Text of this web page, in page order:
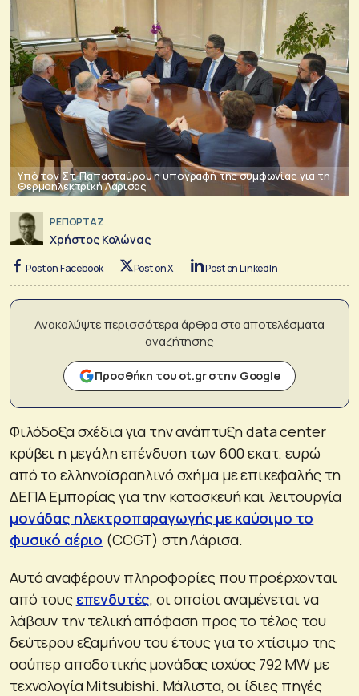
Υπό τον Στ. Παπασταύρου η υπογραφή της συμφωνίας για τη
Θερμοηλεκτρική Λάρισας
ΡΕΠΟΡΤΑΖ
Χρήστος Κολώνας
Post on Facebook Post on X Post on LinkedIn
Ανακαλύψτε περισσότερα άρθρα στα αποτελέσματα
αναζήτησης
Προσθήκη του ot.gr στην Google
Φιλόδοξα σχέδια για την ανάπτυξη data center
κρύβει η μεγάλη επένδυση των 600 εκατ. ευρώ
από το ελληνοϊσραηλινό σχήμα με επικεφαλής τη
ΔΕΠΑ Εμπορίας για την κατασκευή και λειτουργία
μονάδας ηλεκτροπαραγωγής με καύσιμο το
φυσικό αέριο (CCGT) στη Λάρισα.
Αυτό αναφέρουν πληροφορίες που προέρχονται
από τους επενδυτές, οι οποίοι αναμένεται να
λάβουν την τελική απόφαση προς το τέλος του
δεύτερου εξαμήνου του έτους για το χτίσιμο της
σούπερ αποδοτικής μονάδας ισχύος 792 MW με
τεχνολογία Mitsubishi. Μάλιστα, οι ίδιες πηγές